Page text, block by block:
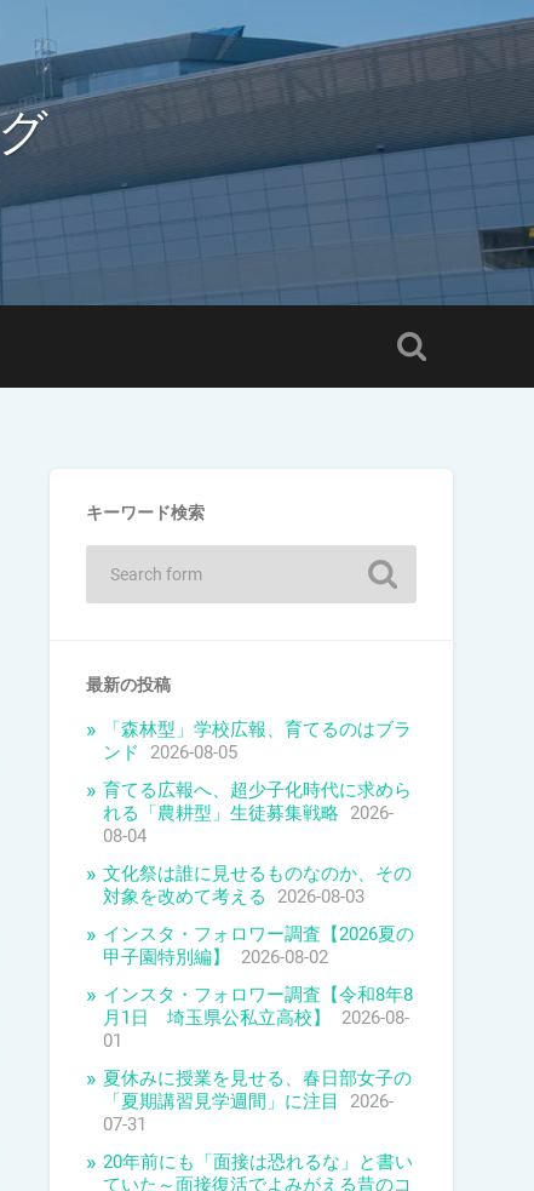
キーワード検索
最新の投稿
「森林型」学校広報、育てるのはブラ
ンド
2026-08-05
育てる広報へ、超少子化時代に求めら
れる「農耕型」生徒募集戦略 2026-
08-04
文化祭は誰に見せるものなのか、その
対象を改めて考える
2026-08-03
インスタ・フォロワー調査【2026夏の
甲子園特別編】
2026-08-02
インスタ・フォロワー調査【令和8年8
月1日 埼玉県公私立高校】
2026-08-
01
夏休みに授業を見せる、春日部女子の
「夏期講習見学週間」に注目
2026-
07-31
20年前にも「面接は恐れるな」と書い
ていた～面接復活でよみがえる昔のコ